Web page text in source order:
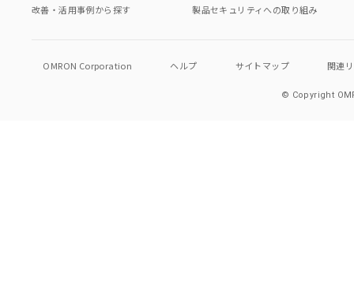
改善・活用事例から探す
製品セキュリティへの取り組み
OMRON Corporation ヘルプ サイトマップ 関連
© Copyright